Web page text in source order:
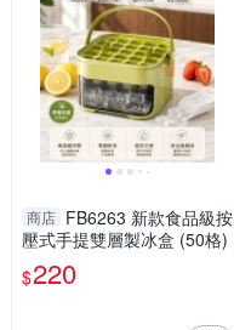
商店 FB6263 新款食品級按
壓式手提雙層製冰盒 (50格)
$220